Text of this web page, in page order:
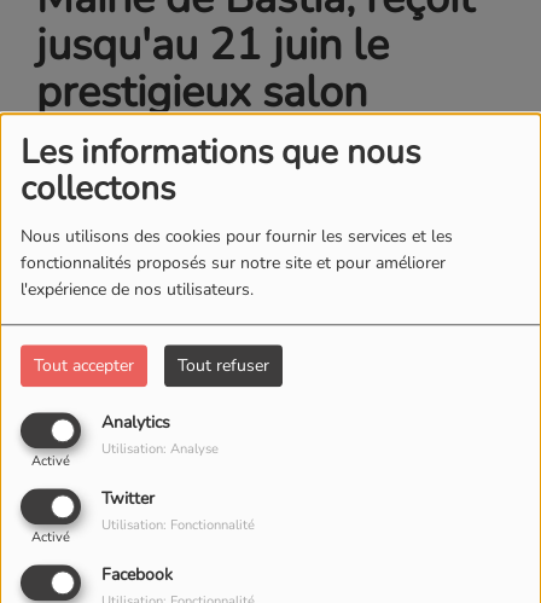
Les informations que nous
collectons
Nous utilisons des cookies pour fournir les services et les
fonctionnalités proposés sur notre site et pour améliorer
l'expérience de nos utilisateurs.
Tout accepter Tout refuser
Analytics
Activé
Utilisation: Analyse
Twitter
Activé
Utilisation: Fonctionnalité
Facebook
jusqu'au 21 juin le
prestigieux salon
parisien des « Réalités
Nouvelles ». invité
d'André Casabianca :
Olivier DI PIZIO, le
président du festival
"Réalités nouvelles"